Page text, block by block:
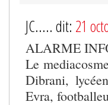
JC..... dit: 21
ALARME
Le
Dibrani,
Evra,